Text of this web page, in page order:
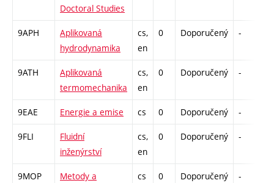
Doctoral Studies
9APH
Aplikovaná
hydrodynamika
cs,
en
0 Doporučený -
9ATH
Aplikovaná
termomechanika
cs,
en
0 Doporučený -
9EAE Energie a emise cs 0 Doporučený -
9FLI
Fluidní
inženýrství
cs,
en
0 Doporučený -
9MOP
Metody a
cs 0 Doporučený -